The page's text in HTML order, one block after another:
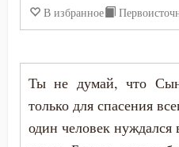
Икона
Исповедник
Исповедь
В избранное
Ты не думай, что
только для спасения
один человек